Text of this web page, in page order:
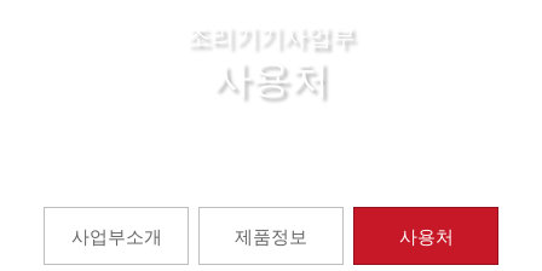
조리기기사업부
사용처
사업부소개 제품정보 사용처